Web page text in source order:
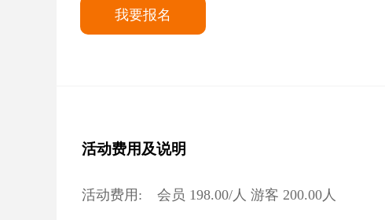
我要报名
活动费用及说明
活动费用: 会员 198.00/人 游客 200.00人